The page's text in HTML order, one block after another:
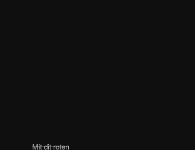
Mit dit roten